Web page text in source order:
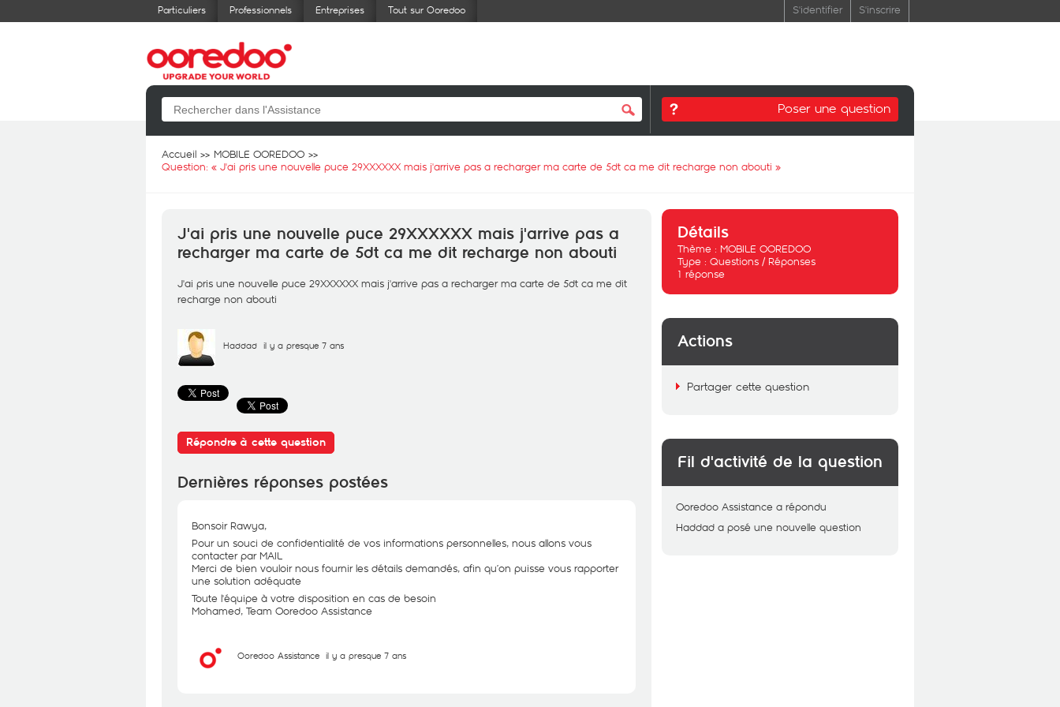
Particuliers Professionnels Entreprises Tout sur Ooredoo S'identifier S'inscrire
Poser une question
Accueil
MOBILE OOREDOO
Question: « J'ai pris une nouvelle puce 29XXXXXX mais j'arrive pas a recharger ma carte de 5dt ca me dit recharge non abouti »
J'ai pris une nouvelle puce 29XXXXXX mais j'arrive pas a
recharger ma carte de 5dt ca me dit recharge non abouti
J'ai pris une nouvelle puce 29XXXXXX mais j'arrive pas a recharger ma carte de 5dt ca me dit
recharge non abouti
Haddad il y a presque 7 ans
Répondre à cette question
Dernières réponses postées
Bonsoir Rawya,
Pour un souci de confidentialité de vos informations personnelles, nous allons vous
contacter par MAIL
Merci de bien vouloir nous fournir les détails demandés, afin qu’on puisse vous rapporter
une solution adéquate
Toute l'équipe à votre disposition en cas de besoin
Mohamed, Team Ooredoo Assistance
Ooredoo Assistance il y a presque 7 ans
Détails
Thème : MOBILE OOREDOO
Type : Questions / Réponses
1 réponse
Actions
Partager cette question
Fil d'activité de la question
Ooredoo Assistance a répondu
Haddad a posé une nouvelle question